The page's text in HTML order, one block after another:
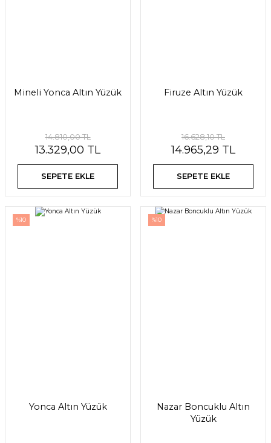
Mineli Yonca Altın Yüzük
14.810,00 TL
13.329,00 TL
SEPETE EKLE
Firuze Altın Yüzük
16.628,10 TL
14.965,29 TL
SEPETE EKLE
%10
Yonca Altın Yüzük
%10
Nazar Boncuklu Altın
Yüzük